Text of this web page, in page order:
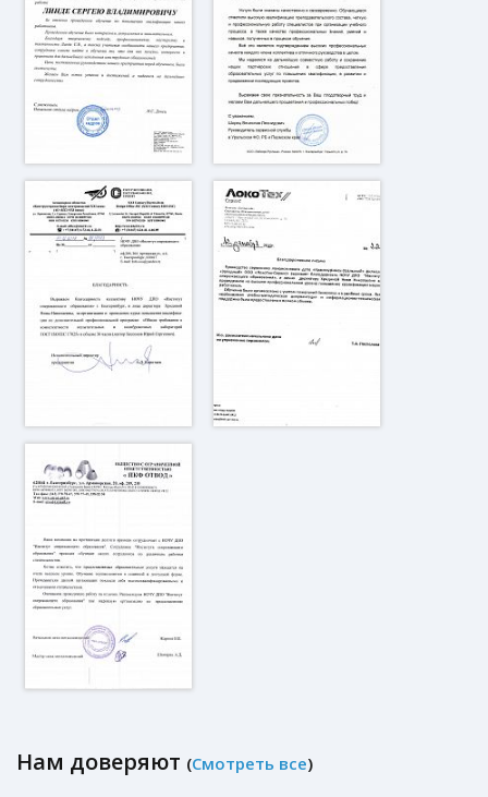
Нам доверяют (Смотреть все)